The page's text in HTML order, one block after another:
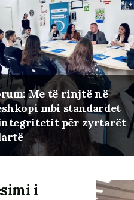
Me të rinjtë në
mbi standardet
për zyrtarët
i